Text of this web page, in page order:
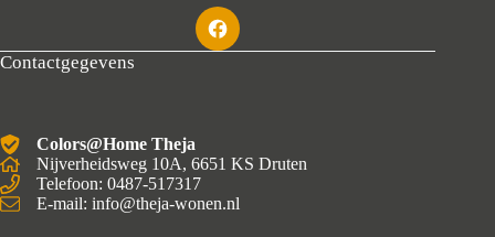
Contactgegevens
Colors@Home Theja
Nijverheidsweg 10A, 6651 KS Druten
Telefoon: 0487-517317
E-mail: info@theja-wonen.nl